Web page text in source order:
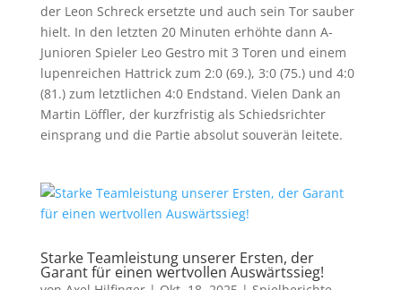
der Leon Schreck ersetzte und auch sein Tor sauber
hielt. In den letzten 20 Minuten erhöhte dann A-
Junioren Spieler Leo Gestro mit 3 Toren und einem
lupenreichen Hattrick zum 2:0 (69.), 3:0 (75.) und 4:0
(81.) zum letztlichen 4:0 Endstand. Vielen Dank an
Martin Löffler, der kurzfristig als Schiedsrichter
einsprang und die Partie absolut souverän leitete.
Starke Teamleistung unserer Ersten, der
Garant für einen wertvollen Auswärtssieg!